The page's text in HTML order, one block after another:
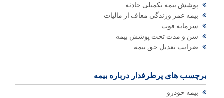
پوشش بیمه تکمیلی حادثه
بیمه عمر وزندگی معاف از مالیات
سرمایه فوت
سن و مدت تحت پوشش بیمه
ضرایب تعدیل حق بیمه
برچسب های پرطرفدار درباره بیمه
بیمه خودرو